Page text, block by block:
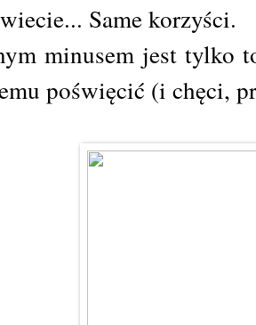
Same korzyści.
minusem jest tylko
poświęcić (i chęci,